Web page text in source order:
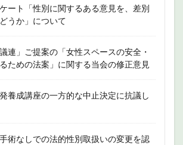
ート「性別に関するある意見を、差別
うか」について
連」ご提案の「女性スペースの安全・
ための法案」に関する当会の修正意見
養成講座の一方的な中止決定に抗議し
術なしでの法的性別取扱いの変更を認